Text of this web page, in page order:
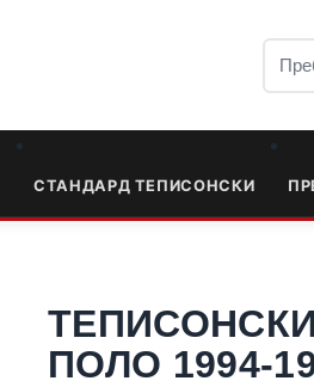
СТАНДАРД ТЕПИСОНСКИ
ПОЛО 1994-